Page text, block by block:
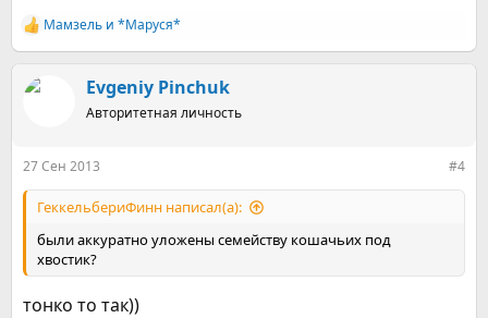
Р
е
к
Мамзель и *Маруся*
Evgeniy Pinchuk
Авторитетная личность
27 Сен 2013 #4
ГеккельбериФинн написал(а):
были аккуратно уложены семейству кошачьих под
хвостик?
тонко то так))